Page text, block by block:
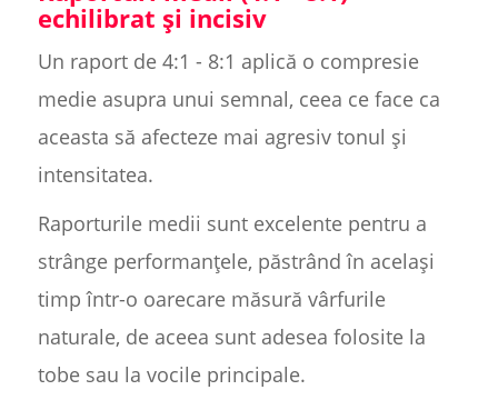
echilibrat și incisiv
Un raport de 4:1 - 8:1 aplică o compresie
medie asupra unui semnal, ceea ce face ca
aceasta să afecteze mai agresiv tonul și
intensitatea.
Raporturile medii sunt excelente pentru a
strânge performanțele, păstrând în același
timp într-o oarecare măsură vârfurile
naturale, de aceea sunt adesea folosite la
tobe sau la vocile principale.